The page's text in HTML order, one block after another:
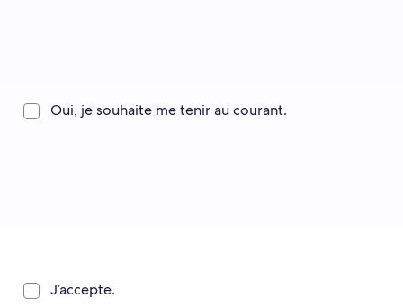
Oui, je souhaite me tenir au courant.
J’accepte.